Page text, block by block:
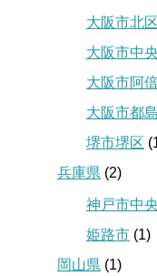
大阪市北区
大阪市中
大阪市阿
大阪市都
堺市堺区
兵庫県 (2)
神戸市中
姫路市 (1)
岡山県 (1)